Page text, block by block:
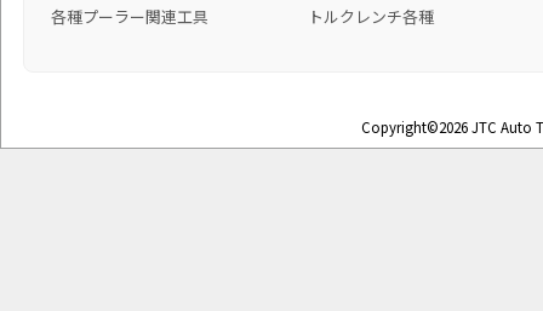
各種プーラー関連工具
トルクレンチ各種
Copyright©2026 JTC Auto